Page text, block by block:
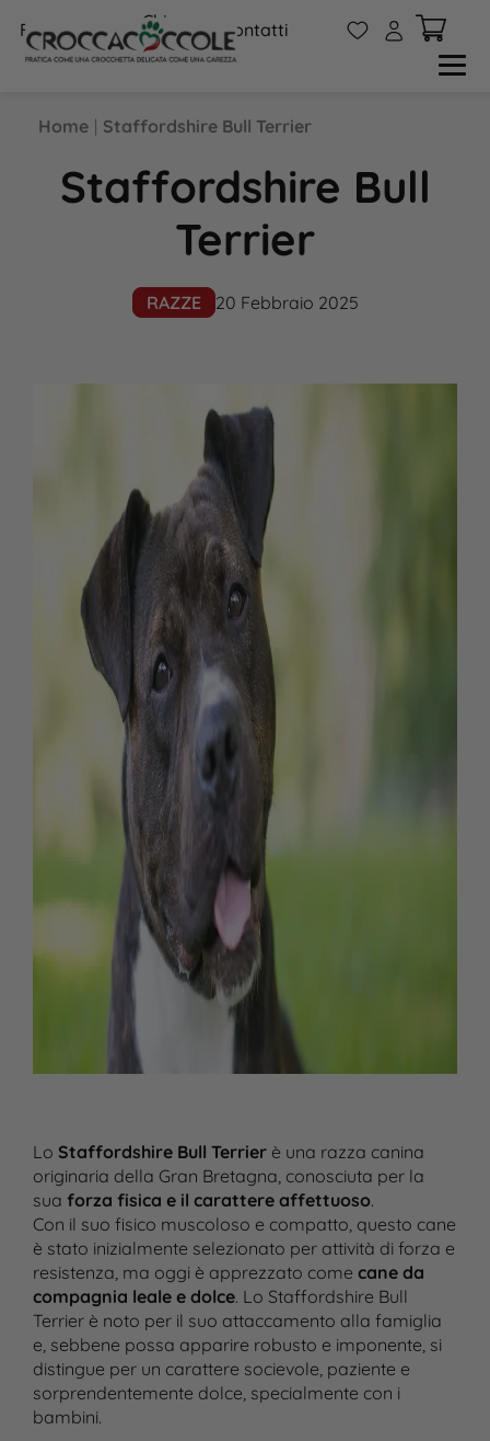
FAQs
Chi
siamo
Contatti W A
Home | Staffordshire Bull Terrier
Staffordshire Bull
Terrier
RAZZE 20 Febbraio 2025
Lo Staffordshire Bull Terrierè una razza canina
originaria della Gran Bretagna, conosciuta per la
sua forza fisica e il carattere affettuoso.
Con il suo fisico muscoloso e compatto, questo cane
è stato inizialmente selezionato per attività di forza e
resistenza, ma oggi è apprezzato come cane da
compagnia leale e dolce. Lo Staffordshire Bull
Terrier è noto per il suo attaccamento alla famiglia
e, sebbene possa apparire robusto e imponente, si
distingue per un carattere socievole, paziente e
sorprendentemente dolce, specialmente con i
bambini.